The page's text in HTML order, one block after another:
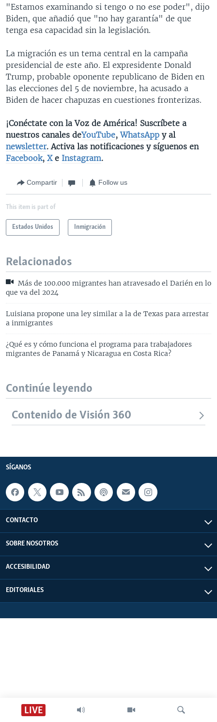
LIVE
"Estamos examinando si tengo o no ese poder", dijo
Biden, que añadió que "no hay garantía" de que
tenga esa capacidad sin la legislación.
La migración es un tema central en la campaña
presidencial de este año. El expresidente Donald
Trump, probable oponente republicano de Biden en
las elecciones del 5 de noviembre, ha acusado a
Biden de hacer chapuzas en cuestiones fronterizas.
¡Conéctate con la Voz de América! Suscríbete a
nuestros canales deYouTube,WhatsApp y al
newsletter. Activa las notificaciones y síguenos en
Facebook, Xe Instagram.
Compartir Follow us
This item is part of
Estados Unidos Inmigración
Relacionados
Más de 100.000 migrantes han atravesado el Darién en lo
que va del 2024
Luisiana propone una ley similar a la de Texas para arrestar
a inmigrantes
¿Qué es y cómo funciona el programa para trabajadores
migrantes de Panamá y Nicaragua en Costa Rica?
Continúe leyendo
Contenido de Visión 360
SÍGANOS
CONTACTO
SOBRE NOSOTROS
ACCESIBILIDAD
EDITORIALES